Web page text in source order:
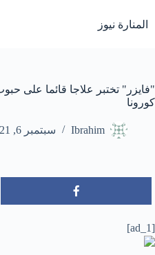
إلى
المحتوى
المنارة نيوز
"فايزر" تختبر علاجا قائما على
كورونا
Ibrahim سبتمبر 6, 2021
[ad_1]